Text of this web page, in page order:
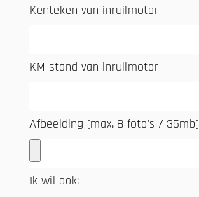
Kenteken van inruilmotor
KM stand van inruilmotor
Afbeelding (max. 8 foto's / 35mb)
Ik wil ook: